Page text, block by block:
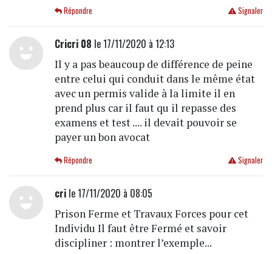
Signaler
Répondre
Cricri 08 le 17/11/2020 à 12:13
Il y a pas beaucoup de différence de peine
entre celui qui conduit dans le même état
avec un permis valide à la limite il en
prend plus car il faut qu il repasse des
examens et test .... il devait pouvoir se
payer un bon avocat
Signaler
Répondre
crile 17/11/2020 à 08:05
Prison Ferme et Travaux Forces pour cet
Individu Il faut être Fermé et savoir
discipliner : montrer l’exemple...